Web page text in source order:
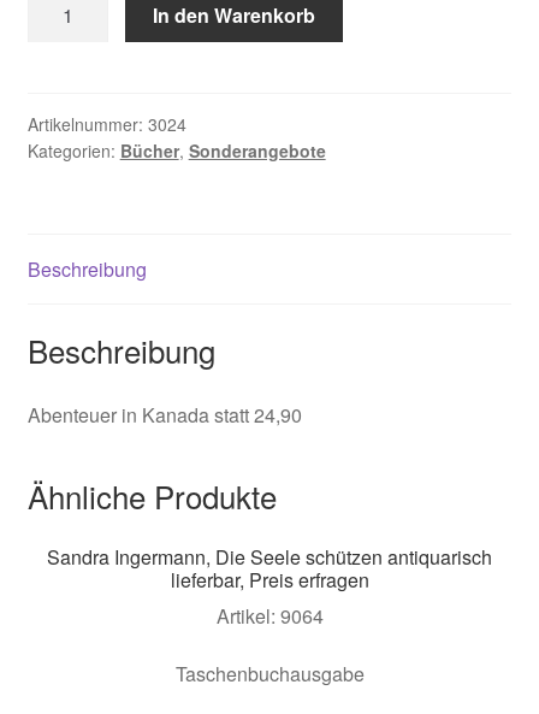
Rudy
jenseits
der
In den Warenkorb
Artikelnummer: 3024
Kategorien: Bücher, Sonderangebote
Beschreibung
Beschreibung
Abenteuer in Kanada statt 24,90
Ähnliche Produkte
Sandra Ingermann, Die Seele schützen antiquarisch
lieferbar, Preis erfragen
Artikel: 9064
Taschenbuchausgabe